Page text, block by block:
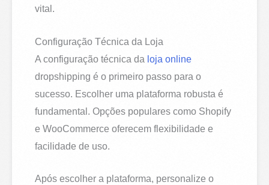
vital.
Configuração Técnica da Loja
A configuração técnica da loja online
dropshipping é o primeiro passo para o
sucesso. Escolher uma plataforma robusta é
fundamental. Opções populares como Shopify
e WooCommerce oferecem flexibilidade e
facilidade de uso.
Após escolher a plataforma, personalize o